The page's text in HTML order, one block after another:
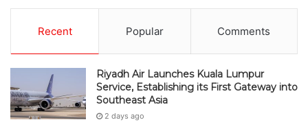
Recent Popular Comments
Riyadh Air Launches Kuala Lumpur
Service, Establishing its First Gateway into
Southeast Asia
2 days ago